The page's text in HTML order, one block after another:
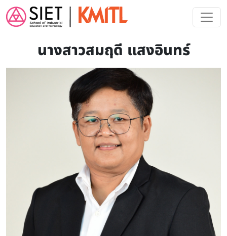
Skip to main content
นางสาวสมฤดี แสงอินทร์